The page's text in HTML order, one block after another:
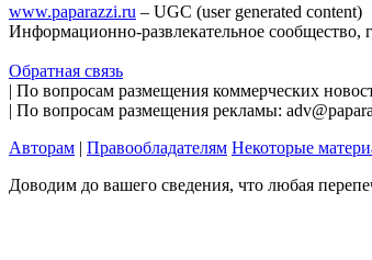
www.paparazzi.ru – UGC (user generated content)
Информационно-развлекательное
Обратная связь
| По вопросам размещения коммерческих
| По вопросам размещения рекламы:
Авторам | Правообладателям Некоторые
Доводим до вашего сведения, что любая